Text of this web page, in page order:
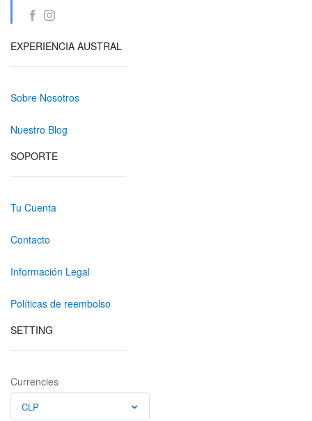
EXPERIENCIA AUSTRAL
Sobre Nosotros
Nuestro Blog
SOPORTE
Tu Cuenta
Contacto
Información Legal
Políticas de reembolso
SETTING
Currencies
CLP